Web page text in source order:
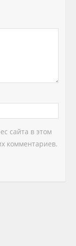
сайта в этом
комментариев.